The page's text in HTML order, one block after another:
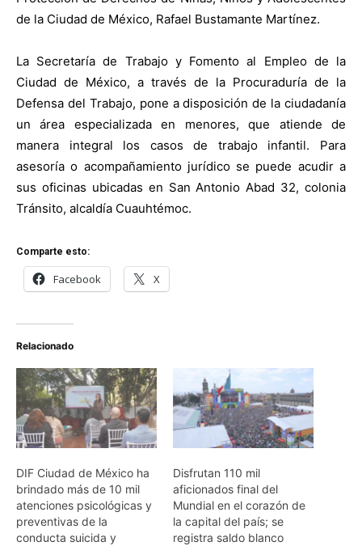
de la Ciudad de México, Rafael Bustamante Martínez.
La Secretaría de Trabajo y Fomento al Empleo de la
Ciudad de México, a través de la Procuraduría de la
Defensa del Trabajo, pone a disposición de la ciudadanía
un área especializada en menores, que atiende de
manera integral los casos de trabajo infantil. Para
asesoría o acompañamiento jurídico se puede acudir a
sus oficinas ubicadas en San Antonio Abad 32, colonia
Tránsito, alcaldía Cuauhtémoc.
Comparte esto:
Facebook X
Relacionado
DIF Ciudad de México ha
brindado más de 10 mil
atenciones psicológicas y
preventivas de la
conducta suicida y
Disfrutan 110 mil
aficionados final del
Mundial en el corazón de
la capital del país; se
registra saldo blanco